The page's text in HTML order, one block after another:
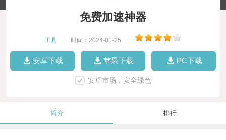
免费加速神器
工具 时间：2024-01-25
安卓下载 苹果下载 PC下载
安卓市场，安全绿色
简介 排行